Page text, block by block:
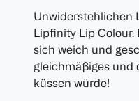
Unwiderstehlichen
Lipfinity Lip
sich weich und
gleichmäßiges und
küssen würde!